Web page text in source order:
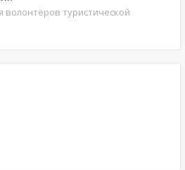
волонтёров туристической